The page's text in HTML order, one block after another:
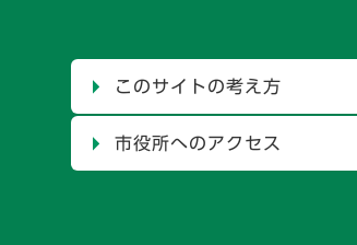
このサイトの考え方
市役所へのアクセス